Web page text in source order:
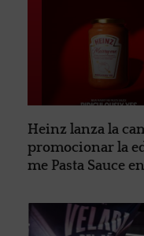
Heinz lanza la
promocionar la
me Pasta Sauce